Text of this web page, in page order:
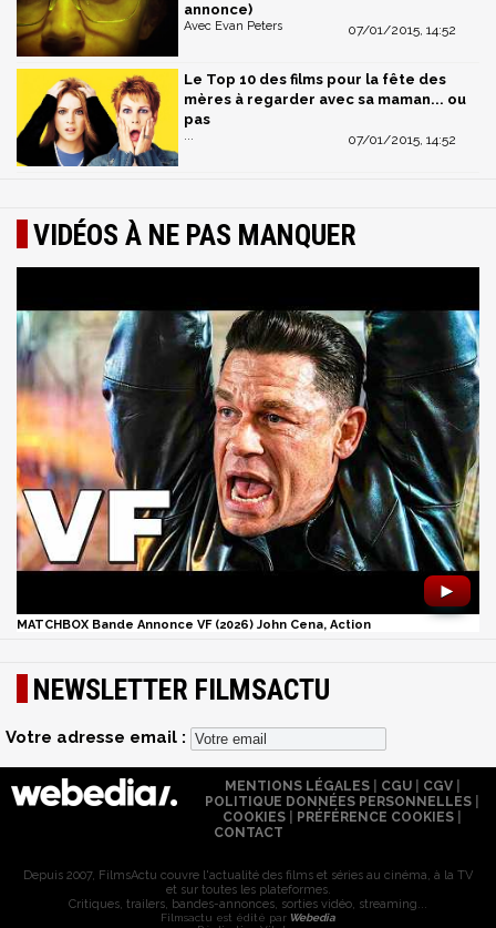
annonce)
07/01/2015, 14:52
Avec Evan Peters
Le Top 10 des films pour la fête des
mères à regarder avec sa maman... ou
pas
07/01/2015, 14:52
...
VIDÉOS À NE PAS MANQUER
►
MATCHBOX Bande Annonce VF (2026) John Cena, Action
NEWSLETTER FILMSACTU
Votre adresse email :
MENTIONS LÉGALES| CGU| CGV|
POLITIQUE DONNÉES PERSONNELLES
COOKIES
PRÉFÉRENCE COOKIES
CONTACT
Depuis 2007, FilmsActu couvre l'actualité des films et séries au cinéma, à la TV
et sur toutes les plateformes.
Critiques, trailers, bandes-annonces, sorties vidéo, streaming...
Filmsactu est édité par Webedia